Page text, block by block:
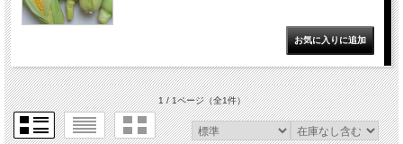
1 / 1ページ（全1件）